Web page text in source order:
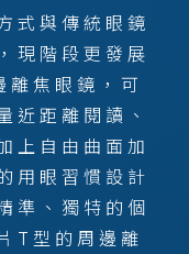
式與傳統眼鏡
現階段更發展
離焦眼鏡，可
近距離閱讀、
上自由曲面加
用眼習慣設計
準、獨特的個
T型的周邊離